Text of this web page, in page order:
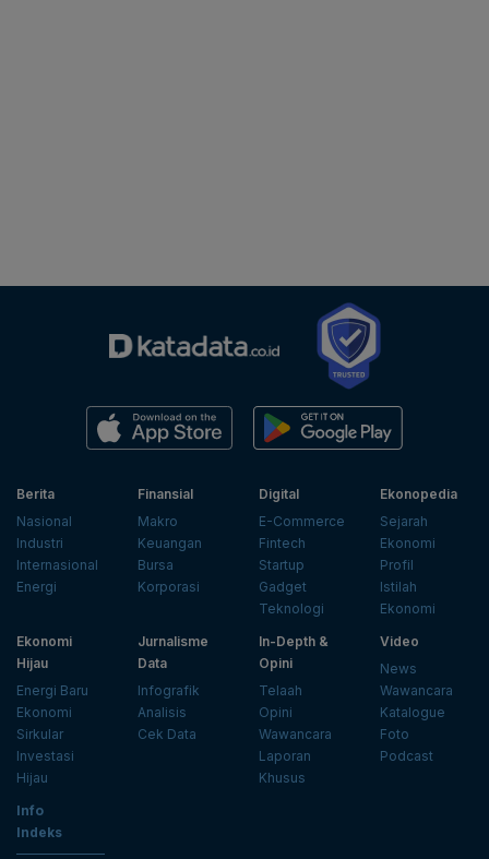
Berita
Nasional
Industri
Internasional
Energi
Finansial
Makro
Keuangan
Bursa
Korporasi
Digital
E-Commerce
Fintech
Startup
Gadget
Teknologi
Ekonopedia
Sejarah
Ekonomi
Profil
Istilah
Ekonomi
Ekonomi
Hijau
Energi Baru
Ekonomi
Sirkular
Investasi
Hijau
Jurnalisme
Data
Infografik
Analisis
Cek Data
In-Depth &
Opini
Telaah
Opini
Wawancara
Laporan
Khusus
Video
News
Wawancara
Katalogue
Foto
Podcast
Info
Indeks